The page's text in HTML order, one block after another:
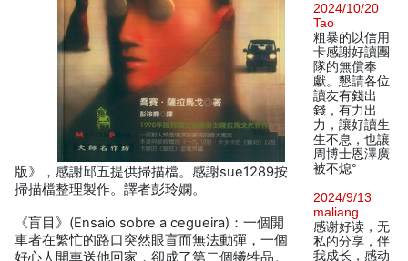
版》，感謝邱五提供掃描檔。感謝sue1289按
掃描檔整理製作。譯者彭玲嫻。
《盲目》(Ensaio sobre a cegueira)：一個開
車者在繁忙的路口突然眼盲而無法動彈，一個
好心人開車送他回家，卻成了第二個犧牲品。
2024/10/20
Tao
粗暴的以信用
卡感謝好讀團
隊的無償奉
獻。懇請各位
讀友有錢出
錢，有力出
力，讓好讀生
生不息，也讓
周博士恩澤廣
被不熄°
2024/9/13
maliang
感谢好读，无
私的分享，伴
我成长，感动